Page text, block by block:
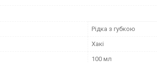
Рідка з губкою
Хакі
100 мл